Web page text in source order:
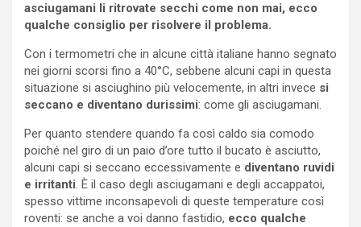
asciugamani li ritrovate secchi come non mai, ecco
qualche consiglio per risolvere il problema.
Con i termometri che in alcune città italiane hanno segnato
nei giorni scorsi fino a 40°C, sebbene alcuni capi in questa
situazione si asciughino più velocemente, in altri invece si
seccano e diventano durissimi: come gli asciugamani.
Per quanto stendere quando fa così caldo sia comodo
poiché nel giro di un paio d’ore tutto il bucato è asciutto,
alcuni capi si seccano eccessivamente e diventano ruvidi
e irritanti. È il caso degli asciugamani e degli accappatoi,
spesso vittime inconsapevoli di queste temperature così
roventi: se anche a voi danno fastidio, ecco qualche